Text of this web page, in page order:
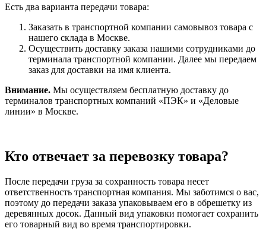
Есть два варианта передачи товара:
Заказать в транспортной компании самовывоз товара с
нашего склада в Москве.
Осуществить доставку заказа нашими сотрудниками до
терминала транспортной компании. Далее мы передаем
заказ для доставки на имя клиента.
Внимание. Мы осуществляем бесплатную доставку до
терминалов транспортных компаний «ПЭК» и «Деловые
линии» в Москве.
Кто отвечает за перевозку товара?
После передачи груза за сохранность товара несет
ответственность транспортная компания. Мы заботимся о вас,
поэтому до передачи заказа упаковываем его в обрешетку из
деревянных досок. Данный вид упаковки помогает сохранить
его товарный вид во время транспортировки.